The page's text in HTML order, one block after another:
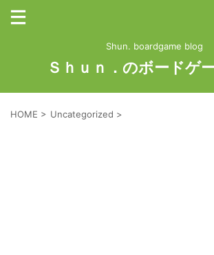
Shun. boardgame blog
Ｓｈｕｎ．のボードゲ
HOME > Uncategorized >